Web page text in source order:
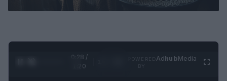
0:29 /
1:20
AdhubMedia